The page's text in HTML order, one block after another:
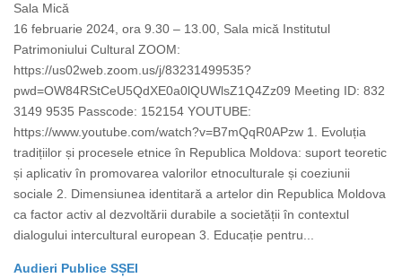
Sala Mică
16 februarie 2024, ora 9.30 – 13.00, Sala mică Institutul
Patrimoniului Cultural ZOOM:
https://us02web.zoom.us/j/83231499535?
pwd=OW84RStCeU5QdXE0a0lQUWlsZ1Q4Zz09 Meeting ID: 832
3149 9535 Passcode: 152154 YOUTUBE:
https://www.youtube.com/watch?v=B7mQqR0APzw 1. Evoluția
tradițiilor și procesele etnice în Republica Moldova: suport teoretic
și aplicativ în promovarea valorilor etnoculturale și coeziunii
sociale 2. Dimensiunea identitară a artelor din Republica Moldova
ca factor activ al dezvoltării durabile a societății în contextul
dialogului intercultural european 3. Educație pentru...
Audieri Publice SȘEI